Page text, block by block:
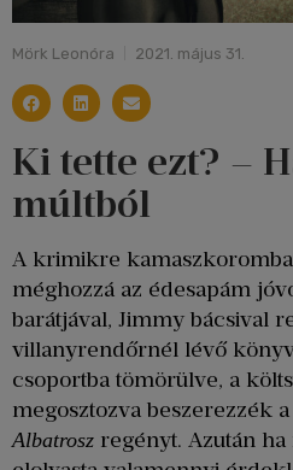
Mörk Leonóra 2021. május 31.
Ki tette ezt? –
múltból
A krimikre
méghozzá az édesapám
barátjával, Jimmy bácsival
villanyrendőrnél lévő
csoportba tömörülve, a
megosztozva beszerezzék
Albatrosz regényt. Azután